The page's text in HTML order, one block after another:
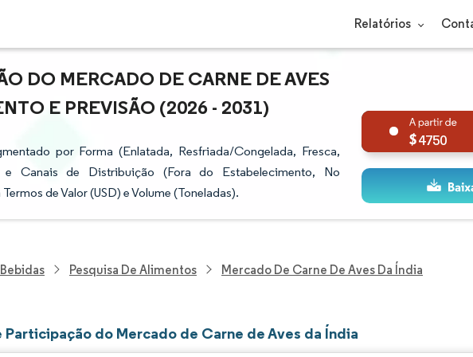
Relatórios
DO MERCADO DE CARNE DE AVES
E PREVISÃO (2026 - 2031)
por Forma (Enlatada, Resfriada/Congelada, Fresca,
Canais de Distribuição (Fora do Estabelecimento, No
de Valor (USD) e Volume (Toneladas).
4750
Pesquisa De Alimentos Mercado De Carne De Aves Da Índia
Participação do Mercado de Carne de Aves da Índia